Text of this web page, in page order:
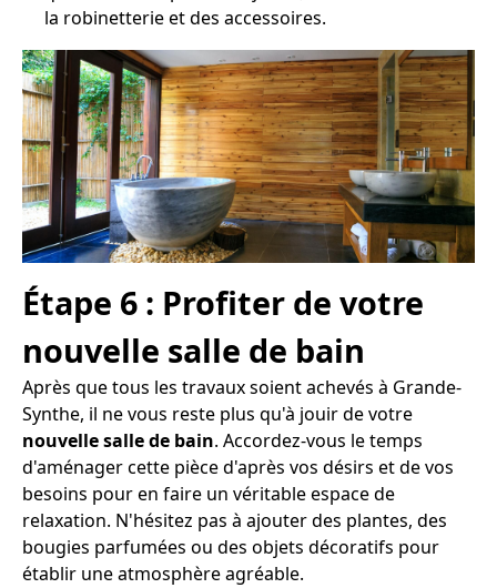
la robinetterie et des accessoires.
Étape 6 : Profiter de votre
nouvelle salle de bain
Après que tous les travaux soient achevés à Grande-
Synthe, il ne vous reste plus qu'à jouir de votre
nouvelle salle de bain. Accordez-vous le temps
d'aménager cette pièce d'après vos désirs et de vos
besoins pour en faire un véritable espace de
relaxation. N'hésitez pas à ajouter des plantes, des
bougies parfumées ou des objets décoratifs pour
établir une atmosphère agréable.